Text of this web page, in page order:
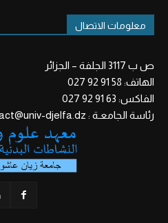
معلومات الاتصال
ص ب 3117 الجلفة – الجزائر
الهاتف: 58 91 92 027
الفاكس: 63 91 92 027
رئاسة الجامعـة : contact@univ-djelfa.dz